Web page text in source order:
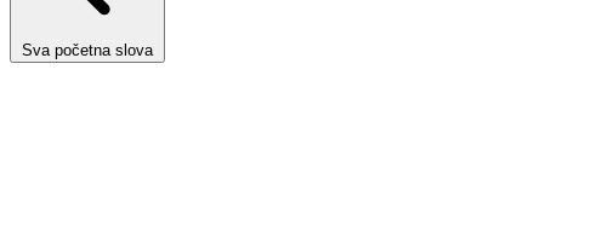
Sva početna slova